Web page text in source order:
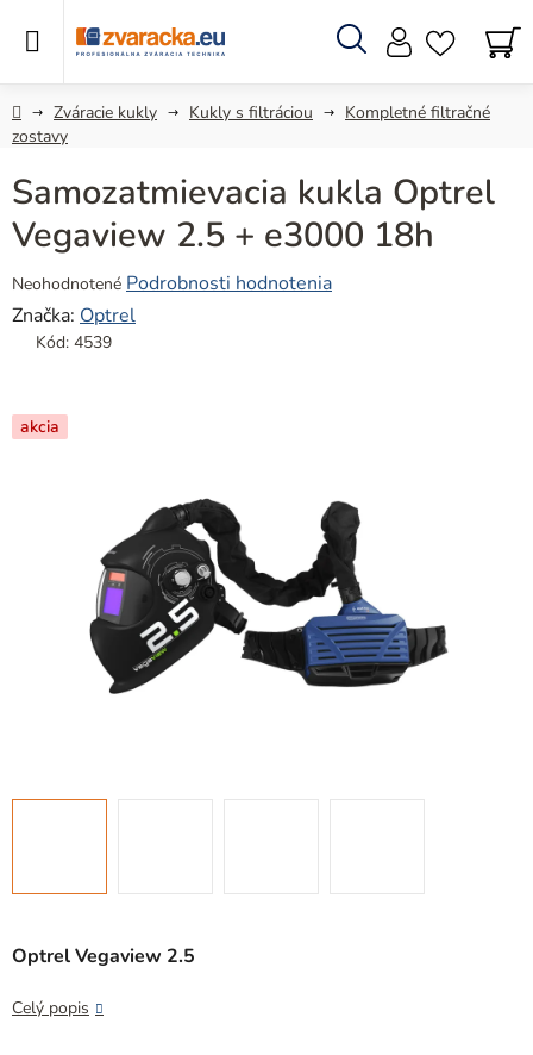
Hľadať
DomovZváracie kukly Kukly s filtráciou
Kompletné filtračné
zostavy
Optrel Vegaview 2.5
Celý popis
Samozatmievacia kukla Optrel
Vegaview 2.5 + e3000 18h
Priemerné
hodnotenie
produktu
z
5
Neohodnotené Podrobnosti hodnotenia
Značka: Optrel
Kód: 4539
akcia